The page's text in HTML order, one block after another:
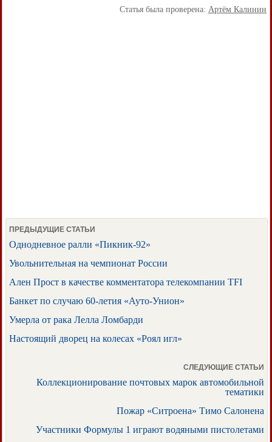
Статья была проверена: Артём Калинин
ПРЕДЫДУЩИЕ СТАТЬИ
Однодневное ралли «Пикник-92»
Увольнительная на чемпионат России
Ален Прост в качестве комментатора телекомпании TFI
Банкет по случаю 60-летия «Ауто-Унион»
Умерла от рака Лелла Ломбарди
Настоящий дворец на колесах «Роял игл»
СЛЕДУЮЩИЕ СТАТЬИ
Коллекционирование почтовых марок автомобильной
тематики
Пожар «Ситроена» Тимо Салонена
Участники Формулы 1 играют водяными пистолетами